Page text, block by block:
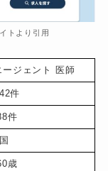
トより引用
ジェント 医師
件
件
歳